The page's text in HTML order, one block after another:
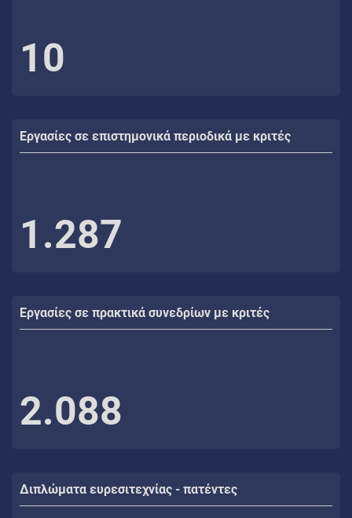
10
Εργασίες σε επιστημονικά περιοδικά με κριτές
1.287
Εργασίες σε πρακτικά συνεδρίων με κριτές
2.088
Διπλώματα ευρεσιτεχνίας - πατέντες